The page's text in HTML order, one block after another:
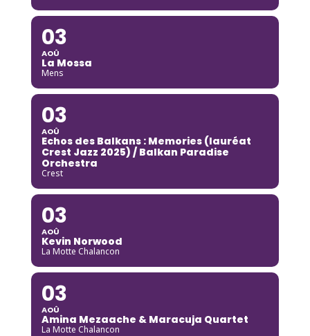
03
AOÛ
La Mossa
Mens
03
AOÛ
Echos des Balkans : Memories (lauréat
Crest Jazz 2025) / Balkan Paradise
Orchestra
Crest
03
AOÛ
Kevin Norwood
La Motte Chalancon
03
AOÛ
Amina Mezaache & Maracuja Quartet
La Motte Chalancon